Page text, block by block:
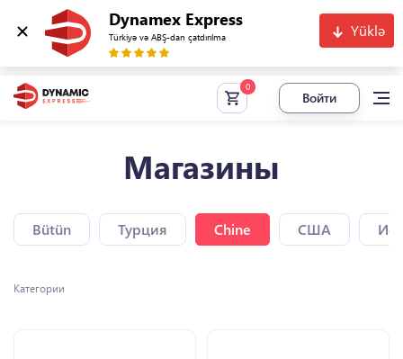
Dynamex Express
Türkiyə və ABŞ-dan çatdırılma Yüklə
Войти
Магазины
Bütün Турция Chine США
Категории